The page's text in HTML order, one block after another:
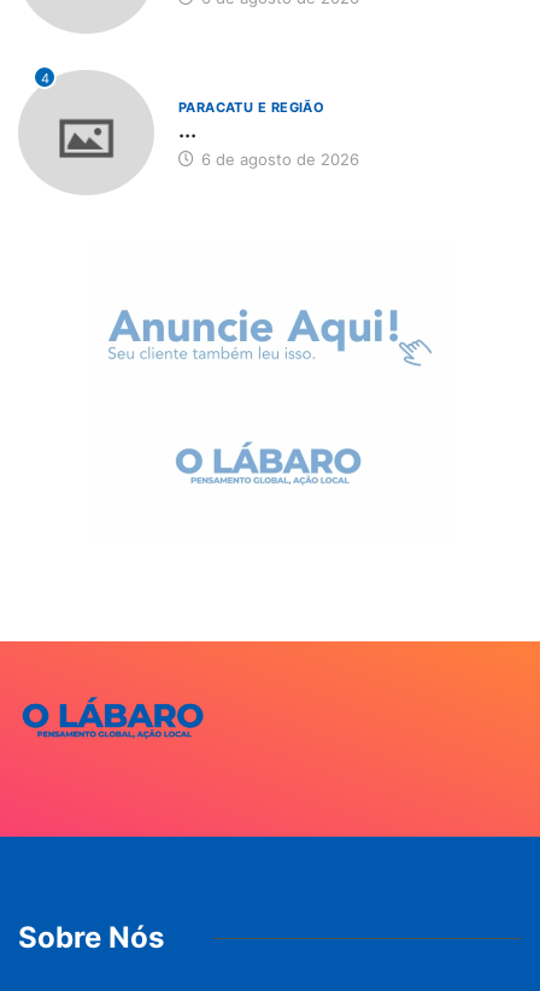
4
PARACATU E REGIÃO
...
6 de agosto de 2026
Sobre Nós